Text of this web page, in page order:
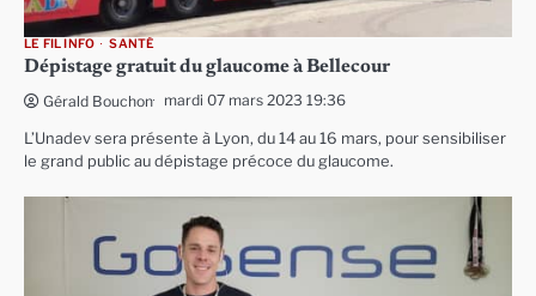
LE FIL INFO SANTÉ
Dépistage gratuit du glaucome à Bellecour
Gérald Bouchon mardi 07 mars 2023 19:36
L’Unadev sera présente à Lyon, du 14 au 16 mars, pour sensibiliser
le grand public au dépistage précoce du glaucome.